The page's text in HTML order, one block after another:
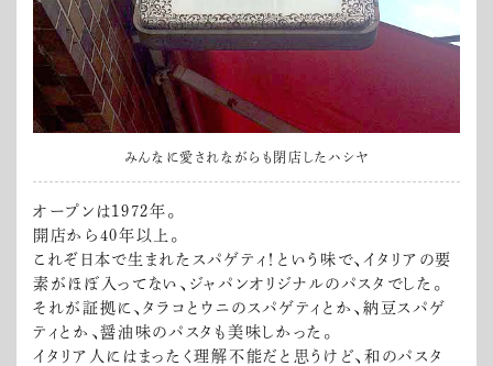
みんなに愛されながらも閉店したハシヤ
オープンは1972年。
開店から40年以上。
これぞ日本で生まれたスパゲティ！という味で、イタリアの要
素がほぼ入ってない、ジャパンオリジナルのパスタでした。
それが証拠に、タラコとウニのスパゲティとか、納豆スパゲ
ティとか、醤油味のパスタも美味しかった。
イタリア人にはまったく理解不能だと思うけど、和のパスタ